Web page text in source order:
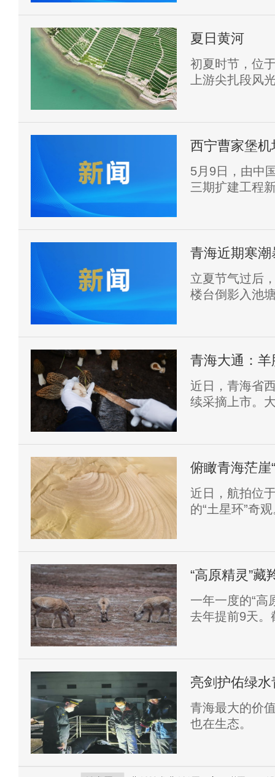
夏日黄河
初夏时节，位
上游尖扎段风
西宁曹家堡
面封顶
5月9日，由中
三期扩建工程
青海近期寒
裤？
立夏节气过后
楼台倒影入池
青海大通：
近日，青海省
续采摘上市。
工及产品销售
俯瞰青海茫崖
近日，航拍位
的“土星环”奇
“高原精灵”藏
一年一度的“高
去年提前9天。
亮剑护佑绿
单位、 青海
青海最大的价
也在生态。